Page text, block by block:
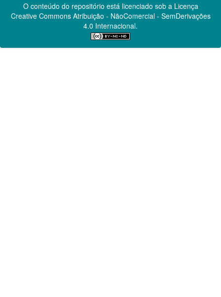
O conteúdo do repositório está licenciado sob a Licença
Creative CommonsAtribuição - NãoComercial - SemDerivações
4.0 Internacional.